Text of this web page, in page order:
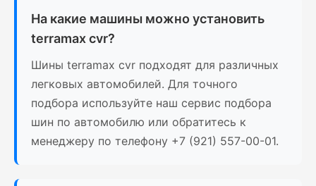
На какие машины можно установить
terramax cvr?
Шины terramax cvr подходят для различных
легковых автомобилей. Для точного
подбора используйте наш сервис подбора
шин по автомобилю или обратитесь к
менеджеру по телефону +7 (921) 557-00-01.